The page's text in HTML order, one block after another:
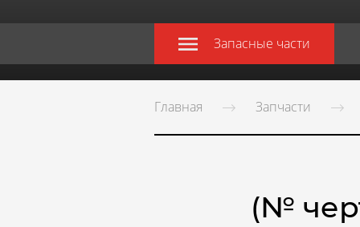
Запасные части
Главная Запчасти
(№